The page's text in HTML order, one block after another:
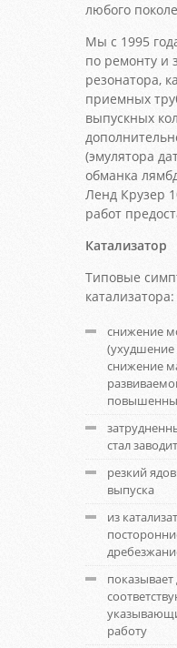
любого
Мы с 1995
по ремонту и
резонатора,
приемных
выпускных
(эмулятора
обманка
Ленд Крузер
работ
Катализатор
Типовые
катализатора:
снижение
(ухудшение
снижение
стал
резкий
выпуска
из
показывает
работу